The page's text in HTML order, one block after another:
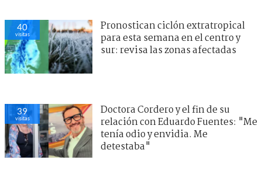
40
visitas
Pronostican ciclón extratropical
para esta semana en el centro y
sur: revisa las zonas afectadas
39
visitas
Doctora Cordero y el fin de su
relación con Eduardo Fuentes: "Me
tenía odio y envidia. Me
detestaba"